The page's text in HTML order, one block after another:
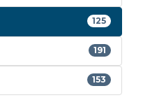
125
191
153